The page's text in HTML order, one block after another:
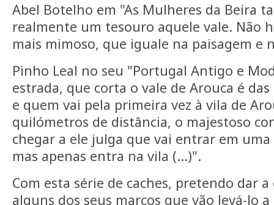
Abel Botelho em "As Mulheres da Beira
realmente um tesouro aquele vale. Não
mais mimoso, que iguale na paisagem e
Pinho Leal no seu "Portugal Antigo e
estrada, que corta o vale de Arouca é
e quem vai pela primeira vez à vila de
quilómetros de distância, o majestoso
chegar a ele julga que vai entrar em
mas apenas entra na vila (…)".
Com esta série de caches, pretendo dar
alguns dos seus marcos que vão levá-lo